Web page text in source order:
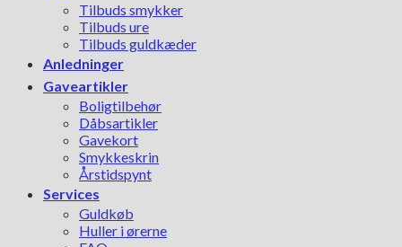
Tilbuds smykker
Tilbuds ure
Tilbuds guldkæder
Anledninger
Gaveartikler
Boligtilbehør
Dåbsartikler
Gavekort
Smykkeskrin
Årstidspynt
Services
Guldkøb
Huller i ørerne